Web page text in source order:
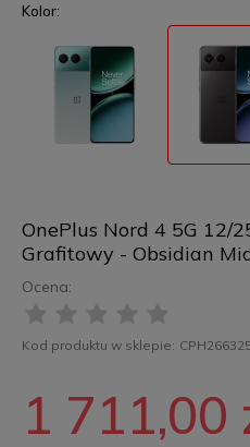
OnePlus Nord 4 5G 12/
Grafitowy - Obsidian
Ocena:
Kod produktu w sklepie:
Kolor:
1 711,00